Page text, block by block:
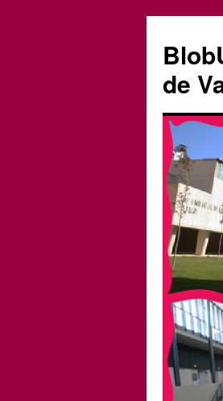
contenido
de